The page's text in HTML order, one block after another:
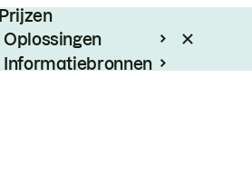
Prijzen
Oplossingen
Informatiebronnen